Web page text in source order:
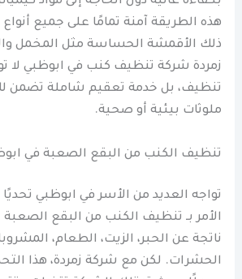
هذه الطريقة آمنة تمامًا على جميع
ذلك الأقمشة الحساسة مثل المخمل
زمردة شركة تنظيف كنب في ابوظبي لا
تنظيف، بل خدمة تعقيم شاملة تضمن
ملوثات بيئية أو صحية.
تنظيف الكنب من البقع الصعبة في
تواجه العديد من الأسر في ابوظبي
الأمر بـ تنظيف الكنب من البقع الصعبة
ناتجة عن الحبر، الزيت، الطعام،
الحشرات. لكن مع شركة زمردة، هذا